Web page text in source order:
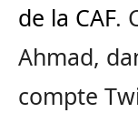
de la CAF.
Ahmad,
compte